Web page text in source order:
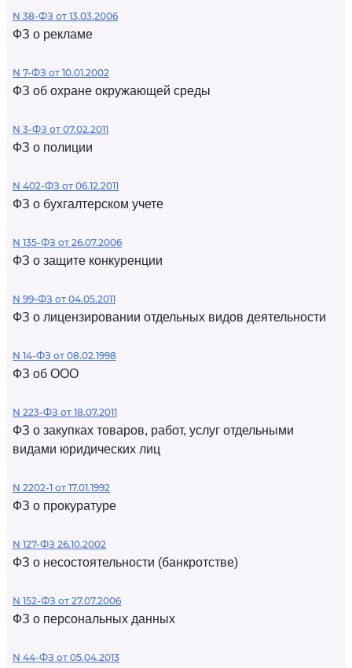
N 38-ФЗ от 13.03.2006
ФЗ о рекламе
N 7-ФЗ от 10.01.2002
ФЗ об охране окружающей среды
N 3-ФЗ от 07.02.2011
ФЗ о полиции
N 402-ФЗ от 06.12.2011
ФЗ о бухгалтерском учете
N 135-ФЗ от 26.07.2006
ФЗ о защите конкуренции
N 99-ФЗ от 04.05.2011
ФЗ о лицензировании отдельных видов деятельности
N 14-ФЗ от 08.02.1998
ФЗ об ООО
N 223-ФЗ от 18.07.2011
ФЗ о закупках товаров, работ, услуг отдельными
видами юридических лиц
N 2202-1 от 17.01.1992
ФЗ о прокуратуре
N 127-ФЗ 26.10.2002
ФЗ о несостоятельности (банкротстве)
N 152-ФЗ от 27.07.2006
ФЗ о персональных данных
N 44-ФЗ от 05.04.2013